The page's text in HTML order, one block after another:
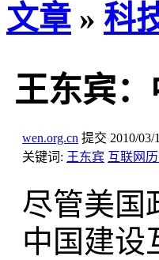
文章 » 科
王东宾
wen.org.cn 提交 2010/03/
关键词: 王东宾 互联网
尽管美国
中国建设